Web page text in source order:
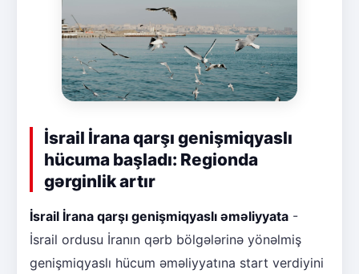
İsrail İrana qarşı genişmiqyaslı
hücuma başladı: Regionda
gərginlik artır
İsrail İrana qarşı genişmiqyaslı əməliyyata -
İsrail ordusu İranın qərb bölgələrinə yönəlmiş
genişmiqyaslı hücum əməliyyatına start verdiyini